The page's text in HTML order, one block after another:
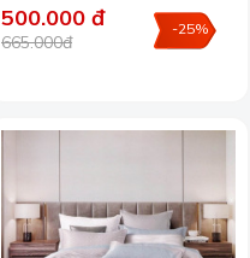
500.000 đ
665.000đ
-25%